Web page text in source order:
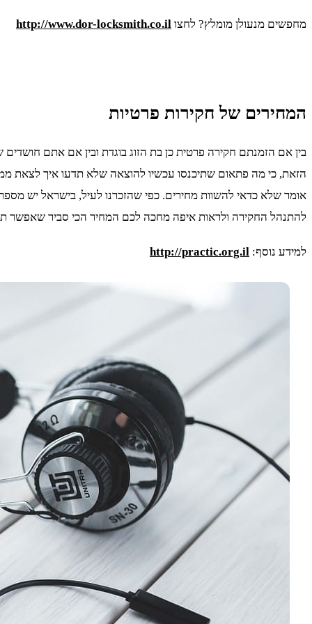
מחפשים מנעולן מומלץ? לחצו http://www.dor-locksmith.co.il
המחירים של חקירות פרטיות
בין אם הזמנתם חקירה פרטית כן בת הזוג בוגדת ובין אם אתם
הזאת, כי מה פתאום שתיכנסו עכשיו להוצאה שלא תדעו איך לצאת
אומר שלא כדאי להשוות מחירים. כפי שהזכרנו לעיל, בישראל יש
להתנהל החקירה ולראות איפה מחכה לכם המחיר הכי סביר שאפשר
למידע נוסף: http://practic.org.il